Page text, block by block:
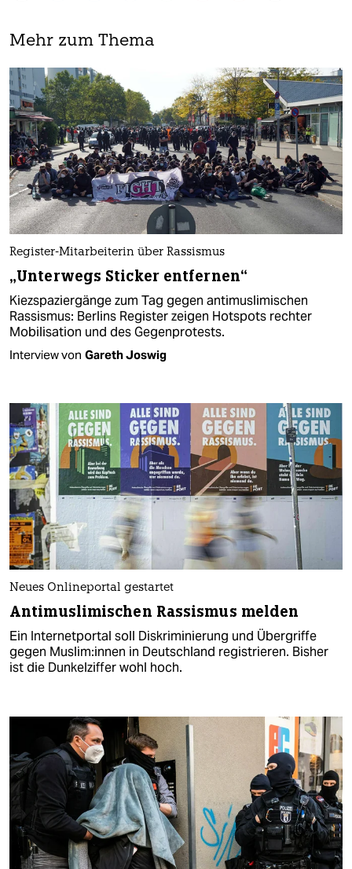
Mehr zum Thema
Register-Mitarbeiterin über Rassismus
„Unterwegs Sticker entfernen“
Kiezspaziergänge zum Tag gegen antimuslimischen
Rassismus: Berlins Register zeigen Hotspots rechter
Mobilisation und des Gegenprotests.
Interview von Gareth Joswig
Neues Onlineportal gestartet
Antimuslimischen Rassismus melden
Ein Internetportal soll Diskriminierung und Übergriffe
gegen Mus­li­m:in­nen in Deutschland registrieren. Bisher
ist die Dunkelziffer wohl hoch.